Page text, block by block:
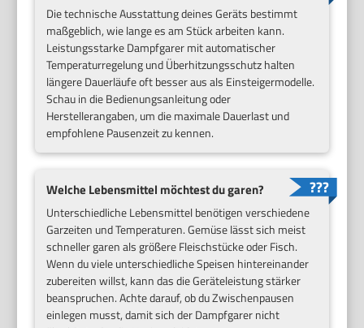
Die technische Ausstattung deines Geräts bestimmt
maßgeblich, wie lange es am Stück arbeiten kann.
Leistungsstarke Dampfgarer mit automatischer
Temperaturregelung und Überhitzungsschutz halten
längere Dauerläufe oft besser aus als Einsteigermodelle.
Schau in die Bedienungsanleitung oder
Herstellerangaben, um die maximale Dauerlast und
empfohlene Pausenzeit zu kennen.
Welche Lebensmittel möchtest du garen?
Unterschiedliche Lebensmittel benötigen verschiedene
Garzeiten und Temperaturen. Gemüse lässt sich meist
schneller garen als größere Fleischstücke oder Fisch.
Wenn du viele unterschiedliche Speisen hintereinander
zubereiten willst, kann das die Geräteleistung stärker
beanspruchen. Achte darauf, ob du Zwischenpausen
einlegen musst, damit sich der Dampfgarer nicht